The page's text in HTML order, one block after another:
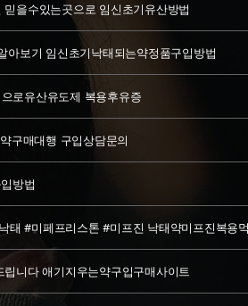
을수있는곳으로 임신초기유산방법
보기 임신초기낙태되는약정품구입방법
로유산유도제 복용후유증
구매대행 구입상담문의
방법
#미페프리스톤 #미프진 낙태약미프진복용
니다 애기지우는약구입구매사이트